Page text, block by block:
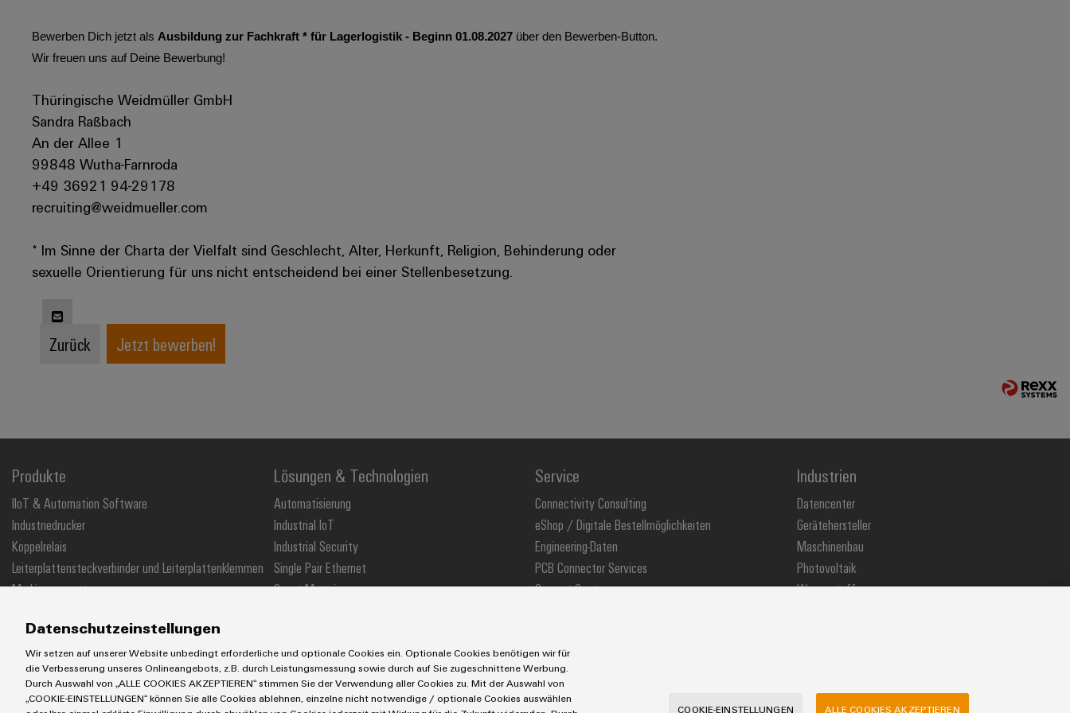
Bewerben Dich jetzt als Ausbildung zur Fachkraft * für Lagerlogistik - Beginn 01.08.2027 über den Bewerben-Button.
Wir freuen uns auf Deine Bewerbung!
Thüringische Weidmüller GmbH
Sandra Raßbach
An der Allee 1
99848 Wutha-Farnroda
+49 36921 94-29178
recruiting@weidmueller.com
* Im Sinne der Charta der Vielfalt sind Geschlecht, Alter, Herkunft, Religion, Behinderung oder
sexuelle Orientierung für uns nicht entscheidend bei einer Stellenbesetzung.
Zurück Jetzt bewerben!
Produkte
IIoT & Automation Software
Industriedrucker
Koppelrelais
Leiterplattensteckverbinder und Leiterplattenklemmen
Markierungssysteme
Stromversorgungen
Lösungen & Technologien
Automatisierung
Industrial IoT
Industrial Security
Single Pair Ethernet
Smart Metering
Service
Connectivity Consulting
eShop / Digitale Bestellmöglichkeiten
Engineering-Daten
PCB Connector Services
Support Center
Industrien
Datencenter
Gerätehersteller
Maschinenbau
Photovoltaik
Wasserstoff
AGB Impressum Einkaufs- /Lieferanteninformationen Datenschutzerklärung Cookie Richtlinie Cookie Einstellungen
Datenschutzeinstellungen
Wir setzen auf unserer Website unbedingt erforderliche und optionale Cookies ein. Optionale Cookies benötigen wir für
die Verbesserung unseres Onlineangebots, z.B. durch Leistungsmessung sowie durch auf Sie zugeschnittene Werbung.
Durch Auswahl von „ALLE COOKIES AKZEPTIEREN“ stimmen Sie der Verwendung aller Cookies zu. Mit der Auswahl von
„COOKIE-EINSTELLUNGEN“ können Sie alle Cookies ablehnen, einzelne nicht notwendige / optionale Cookies auswählen
COOKIE-EINSTELLUNGEN ALLE COOKIES AKZEPTIEREN